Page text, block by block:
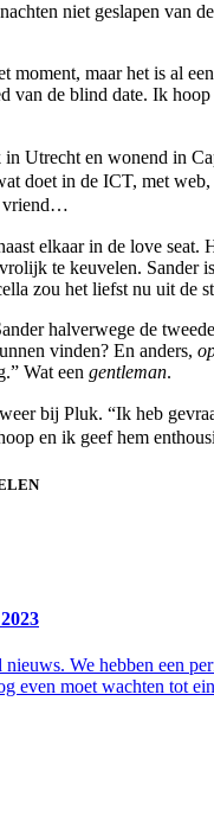
niet geslapen van
moment, maar het is al
van de blind date. Ik
Utrecht en wonend in
doet in de ICT, met
vriend…
elkaar in de love
te keuvelen. Sander
zou het liefst nu uit de
halverwege de
vinden? En anders,
Wat een gentleman.
bij Pluk. “Ik heb
en ik geef hem
We hebben een
even moet wachten tot